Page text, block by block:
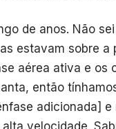
de anos. Não
estavam sobre
aérea ativa e os
então
adicionada]
velocidade.